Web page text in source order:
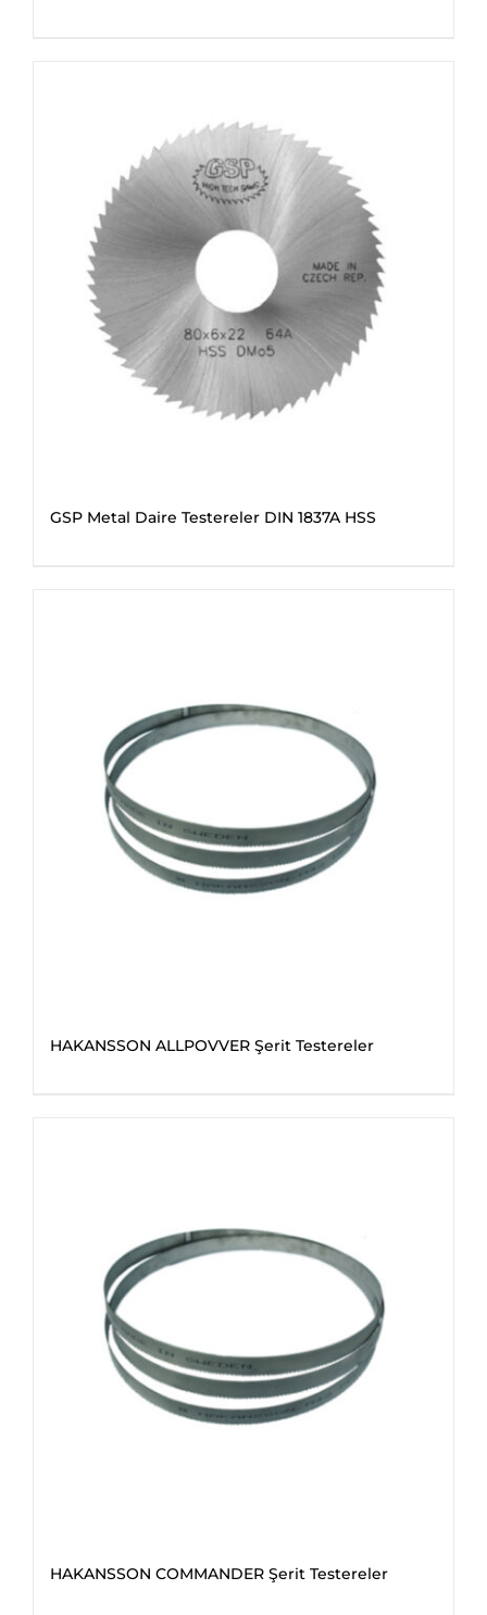
GSP Metal Daire Testereler DIN 1837A HSS
HAKANSSON ALLPOVVER Şerit Testereler
HAKANSSON COMMANDER Şerit Testereler